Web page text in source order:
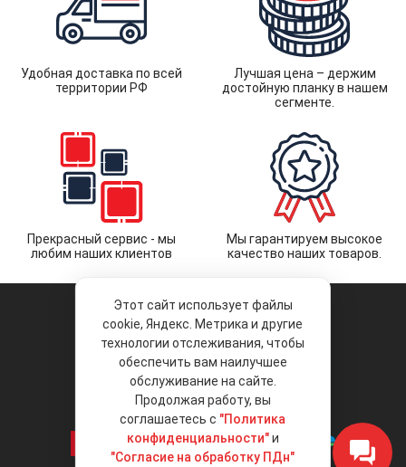
Удобная доставка по всей
территории РФ
Лучшая цена – держим
достойную планку в нашем
сегменте.
Прекрасный сервис - мы
любим наших клиентов
Мы гарантируем высокое
качество наших товаров.
© 2026 «Liberty Project».
Аксессуары и запчасти оптом.
Положение об обработке и защите
персональных данных
Этот сайт использует файлы
cookie, Яндекс. Метрика и другие
технологии отслеживания, чтобы
обеспечить вам наилучшее
обслуживание на сайте.
Продолжая работу, вы
соглашаетесь с "Политика
конфиденциальности"и
"Согласие на обработку ПДн"